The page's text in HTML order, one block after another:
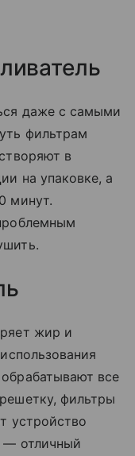
даже с самыми
фильтрам
в
на упаковке, а
минут.
жир и
все
фильтры
устройство
— отличный